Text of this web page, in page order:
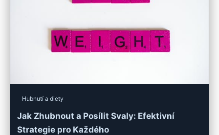
Hubnutí a diety
Jak Zhubnout a Posílit Svaly: Efektivní
Strategie pro Každého